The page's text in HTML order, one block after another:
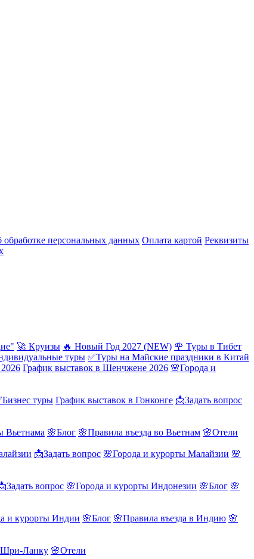
персональных данных Оплата картой Реквизиты
🚀 Круизы 🔥 Новый Год 2027 (NEW) 🌹 Туры в Тибет
туры ✅Туры на Майские праздники в Китай
График выставок в Шенчжене 2026 🌸Города и
туры График выставок в Гонконге 📩Задать вопрос
Вьетнама 🌸Блог 🌸Правила въезда во Вьетнам 🌸Отели
📩Задать вопрос 🌸Города и курорты Малайзии 🌸
вопрос 🌸Города и курорты Индонезии 🌸Блог 🌸
и курорты Индии 🌸Блог 🌸Правила въезда в Индию 🌸
Шри-Ланку 🌸Отели